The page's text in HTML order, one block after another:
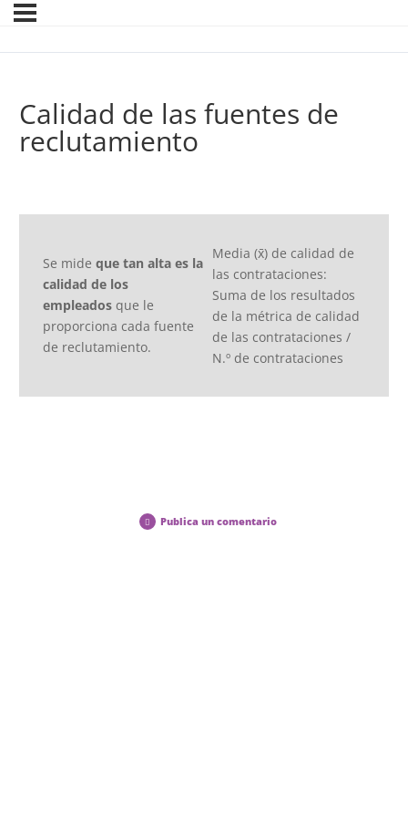
Calidad de las fuentes de
reclutamiento
Se mide que tan alta es la
calidad de los
empleados que le
proporciona cada fuente
de reclutamiento.
Media (x̄) de calidad de
las contrataciones:
Suma de los resultados
de la métrica de calidad
de las contrataciones /
N.º de contrataciones
Publica un comentario